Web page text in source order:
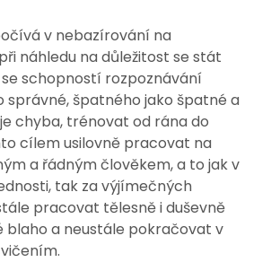
v nebazírování na
náhledu na důležitost se stát
schopností rozpoznávání
správné, špatného jako špatné a
chyba, trénovat od rána do
cílem usilovně pracovat na
a řádným člověkem, a to jak v
tak za výjímečných
pracovat tělesně i duševně
blaho a neustále pokračovat v